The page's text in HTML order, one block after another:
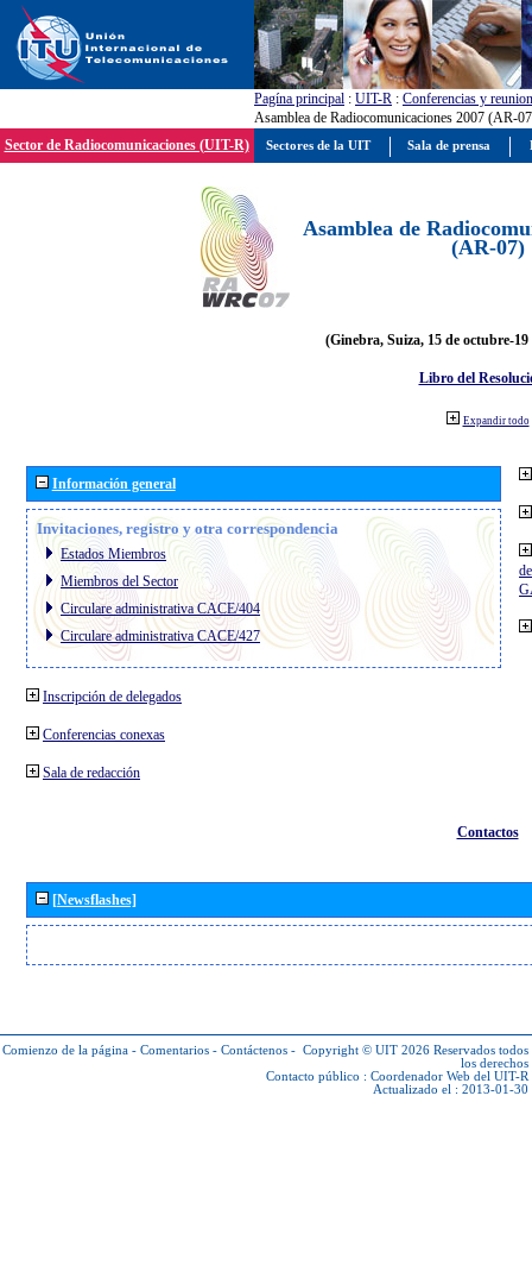
Pagína principal : UIT-R : Conferencias y
Asamblea de Radiocomunicaciones 2007 (AR-
Sector de Radiocomunicaciones (UIT-R)
Asamblea de
(AR-07)
(Ginebra, Suiza, 15 de octubre-19
Libro del
Expandir todo
Información general
Invitaciones, registro y otra correspondencia
Estados Miembros
Miembros del Sector
Circulare administrativa CACE/404
Circulare administrativa CACE/427
Inscripción de delegados
Conferencias conexas
Sala de redacción
Contactos
[Newsflashes]
Comienzo de la página - Comentarios - Contáctenos - Copyright © UIT 2026 Reservados todos
los derechos
Contacto público : Coordenador Web del UIT-R
Actualizado el : 2013-01-30
Sectores de la UIT Sala de prensa